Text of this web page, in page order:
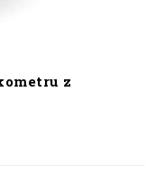
z